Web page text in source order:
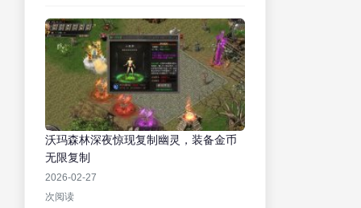
沃玛森林深夜惊现复制幽灵，装备金币
无限复制
2026-02-27
次阅读